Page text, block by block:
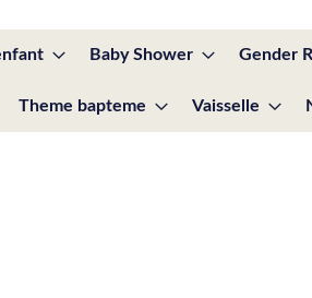
Baby Shower Gender
Theme bapteme Vaisselle